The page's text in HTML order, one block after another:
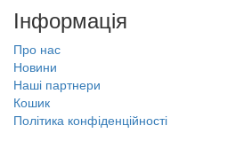
Інформація
Про нас
Новини
Наші партнери
Кошик
Політика конфіденційності